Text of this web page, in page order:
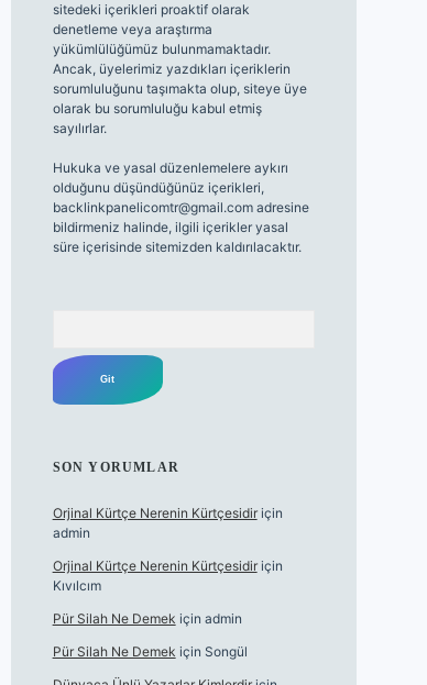
sitedeki içerikleri proaktif olarak
denetleme veya araştırma
yükümlülüğümüz bulunmamaktadır.
Ancak, üyelerimiz yazdıkları içeriklerin
sorumluluğunu taşımakta olup, siteye üye
olarak bu sorumluluğu kabul etmiş
sayılırlar.
Hukuka ve yasal düzenlemelere aykırı
olduğunu düşündüğünüz içerikleri,
backlinkpanelicomtr@gmail.comadresine
bildirmeniz halinde, ilgili içerikler yasal
süre içerisinde sitemizden kaldırılacaktır.
SON YORUMLAR
Orjinal Kürtçe Nerenin Kürtçesidiriçin
admin
Orjinal Kürtçe Nerenin Kürtçesidiriçin
Kıvılcım
Pür Silah Ne Demek için admin
Pür Silah Ne Demek için Songül